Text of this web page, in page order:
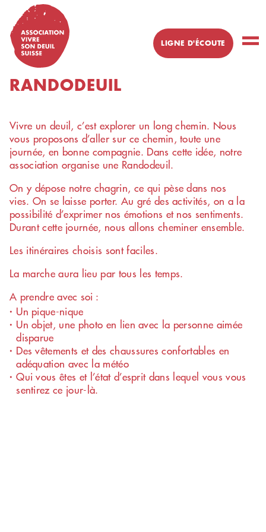
content
RANDODEUIL
Vivre un deuil, c’est explorer un long chemin. Nous
vous proposons d’aller sur ce chemin, toute une
journée, en bonne compagnie. Dans cette idée, notre
association organise une Randodeuil.
On y dépose notre chagrin, ce qui pèse dans nos
vies. On se laisse porter. Au gré des activités, on a la
possibilité d’exprimer nos émotions et nos sentiments.
Durant cette journée, nous allons cheminer ensemble.
Les itinéraires choisis sont faciles.
La marche aura lieu par tous les temps.
A prendre avec soi :
Un pique-nique
Un objet, une photo en lien avec la personne aimée
disparue
Des vêtements et des chaussures confortables en
adéquation avec la météo
Qui vous êtes et l’état d’esprit dans lequel vous vous
sentirez ce jour-là.
LIGNE D'ÉCOUTE
épreuve ?
Numéro d'écoute
pour personne
ayant perdu
proche
079 412 39
Numéro d'écoute
compagnie
078 898 83
11